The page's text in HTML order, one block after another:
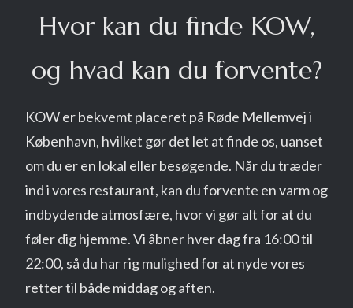
Hvor kan du finde KOW,
og hvad kan du forvente?
KOW er bekvemt placeret på Røde Mellemvej i
København, hvilket gør det let at finde os, uanset
om du er en lokal eller besøgende. Når du træder
ind i vores restaurant, kan du forvente en varm og
indbydende atmosfære, hvor vi gør alt for at du
føler dig hjemme. Vi åbner hver dag fra 16:00 til
22:00, så du har rig mulighed for at nyde vores
retter til både middag og aften.